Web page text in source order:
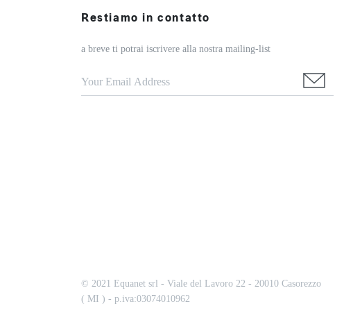
Restiamo in contatto
a breve ti potrai iscrivere alla nostra mailing-list
© 2021 Equanet srl - Viale del Lavoro 22 - 20010 Casorezzo
( MI ) - p.iva:03074010962